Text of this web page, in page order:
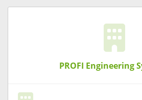
PROFI Engineering